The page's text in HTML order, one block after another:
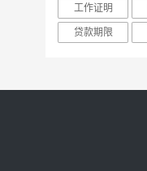
工作证明
贷款期限